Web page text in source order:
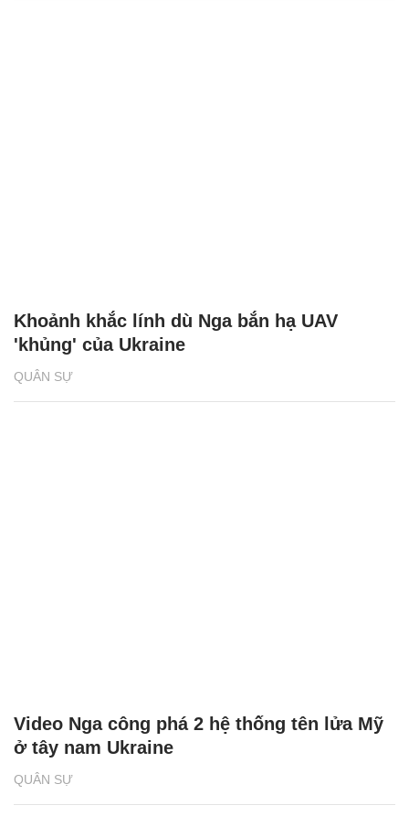
QUÂN SỰ
Khoảnh khắc lính dù Nga bắn hạ UAV
'khủng' của Ukraine
QUÂN SỰ
Video Nga công phá 2 hệ thống tên lửa Mỹ
ở tây nam Ukraine